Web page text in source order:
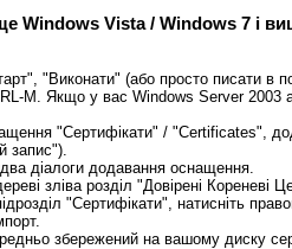
Windows Vista / Windows 7 і
"Виконати" (або просто писати в
M. Якщо у вас Windows Server
"Сертифікати" / "Certificates",
запис").
діалоги додавання оснащення.
зліва розділ "Довірені
"Сертифікати", натисніть
збережений на вашому диску